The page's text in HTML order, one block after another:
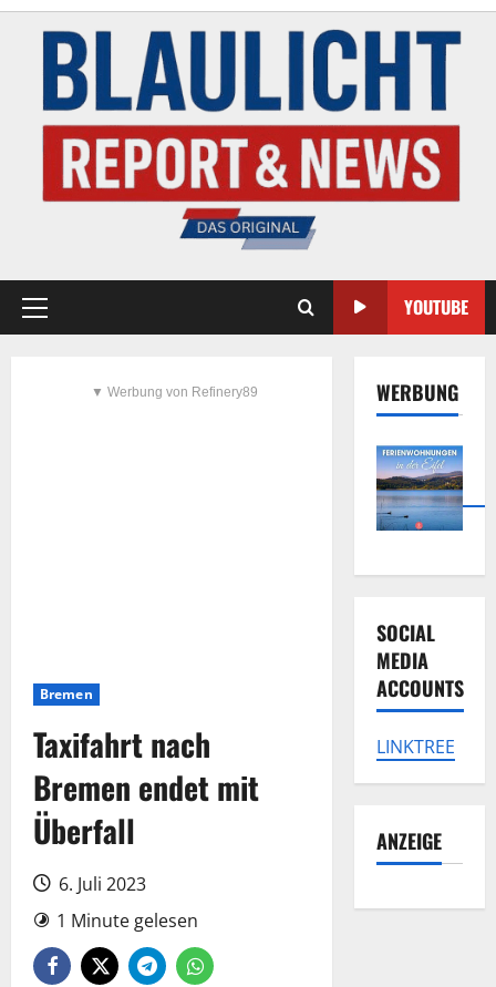
YOUTUBE
▼ Werbung von Refinery89
Bremen
Taxifahrt nach
Bremen endet mit
Überfall
6. Juli 2023
1 Minute gelesen
WERBUNG
SOCIAL
MEDIA
ACCOUNTS
LINKTREE
ANZEIGE